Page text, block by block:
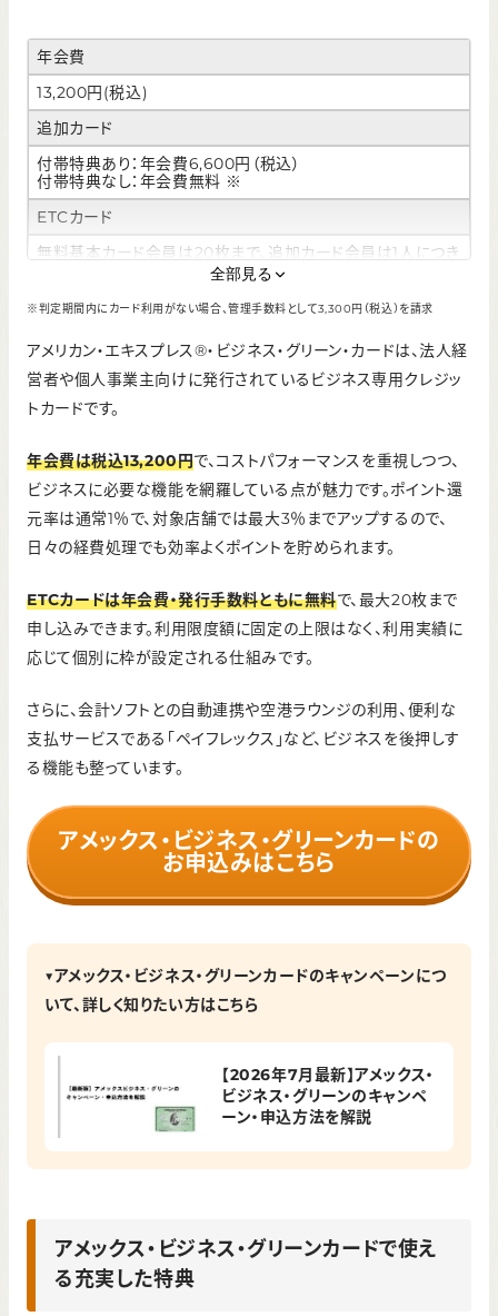
年会費
13,200円(税込)
追加カード
付帯特典あり：年会費6,600円（税込）
付帯特典なし：年会費無料 ※
ETCカード
無料基本カード会員は20枚まで、追加カード会員は1人につき
ポイント還元率
1.0～3.0%
入会特典・キャンペーン
入会後に利用条件を達成することで
利用可能枠(利用限度額)
一律の制限なし*利用状況などにより都度設定
申込条件
全部見る
※判定期間内にカード利用がない場合、管理手数料として3,300円（税込）を請求
アメリカン・エキスプレス®・ビジネス・グリーン・カードは、法人経
営者や個人事業主向けに発行されているビジネス専用クレジッ
トカードです。
年会費は税込13,200円で、コストパフォーマンスを重視しつつ、
ビジネスに必要な機能を網羅している点が魅力です。ポイント還
元率は通常1％で、対象店舗では最大3％までアップするので、
日々の経費処理でも効率よくポイントを貯められます。
ETCカードは年会費・発行手数料ともに無料で、最大20枚まで
申し込みできます。利用限度額に固定の上限はなく、利用実績に
応じて個別に枠が設定される仕組みです。
さらに、会計ソフトとの自動連携や空港ラウンジの利用、便利な
支払サービスである「ペイフレックス」など、ビジネスを後押しす
る機能も整っています。
アメックス・ビジネス・グリーンカードの
お申込みはこちら
▼アメックス・ビジネス・グリーンカードのキャンペーンにつ
いて、詳しく知りたい方はこちら
【2026年7月最新】アメックス・
ビジネス・グリーンのキャンペ
ーン・申込方法を解説
アメックス・ビジネス・グリーンカードで使え
る充実した特典